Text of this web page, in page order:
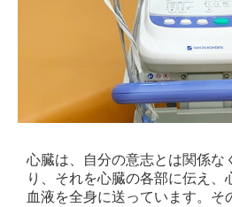
心臓は、自分の意志とは関係な
り、それを心臓の各部に伝え、
血液を全身に送っています。そ